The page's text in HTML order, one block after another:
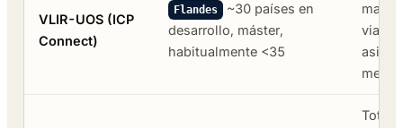
VLIR-UOS (ICP
Connect)
Flandes
~30 países en
desarrollo, máster,
habitualmente <35
viaje,
Total -